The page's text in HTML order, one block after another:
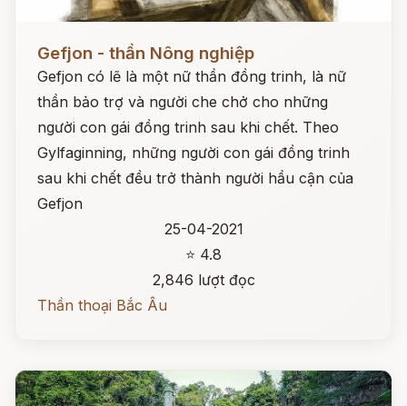
Gefjon - thần Nông nghiệp
Gefjon có lẽ là một nữ thần đồng trinh, là nữ
thần bảo trợ và người che chở cho những
người con gái đồng trinh sau khi chết. Theo
Gylfaginning, những người con gái đồng trinh
sau khi chết đều trở thành người hầu cận của
Gefjon
25-04-2021
⭐ 4.8
2,846 lượt đọc
Thần thoại Bắc Âu